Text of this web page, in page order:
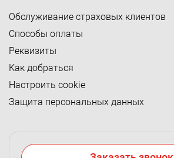
Обслуживание страховых клиентов
Способы оплаты
Реквизиты
Как добраться
Настроить cookie
Защита персональных данных